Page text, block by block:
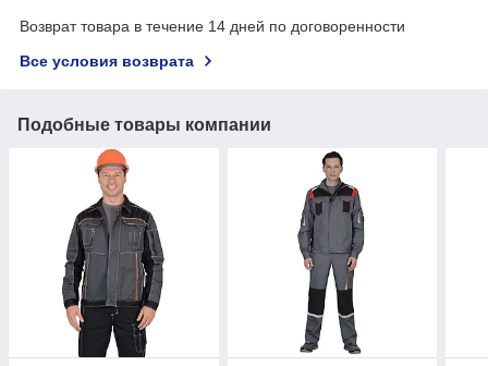
Возврат товара в течение 14 дней по договоренности
Все условия возврата
Подобные товары компании